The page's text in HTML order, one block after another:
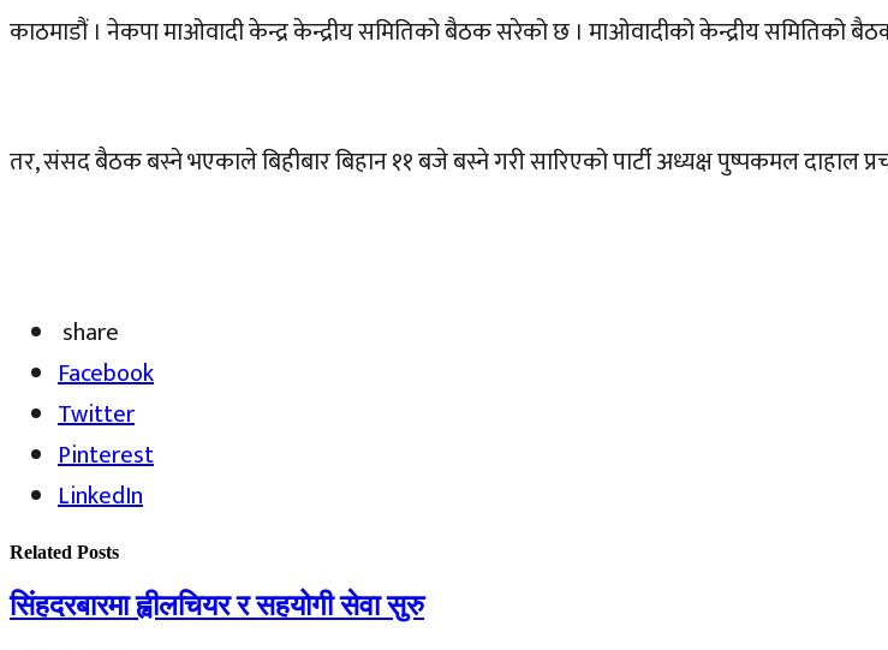
काठमाडौं । नेकपा माओवादी केन्द्र केन्द्रीय समितिको बैठक सरेको छ । माओवादीको केन्द्रीय समितिको
तर, संसद बैठक बस्ने भएकाले बिहीबार बिहान ११ बजे बस्ने गरी सारिएको पार्टी अध्यक्ष पुष्पकमल दाहाल
share
Facebook
Twitter
Pinterest
LinkedIn
Related Posts
सिंहदरबारमा ह्वीलचियर र सहयोगी सेवा सुरु